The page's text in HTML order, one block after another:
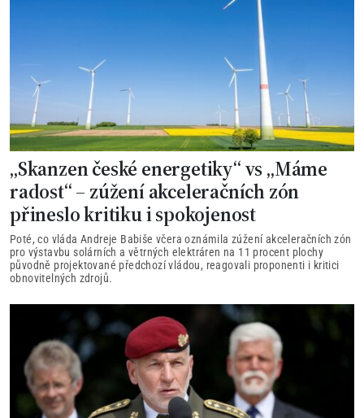
„Skanzen české energetiky“ vs „Máme
radost“ – zúžení akceleračních zón
přineslo kritiku i spokojenost
Poté, co vláda Andreje Babiše včera oznámila zúžení akceleračních zón
pro výstavbu solárních a větrných elektráren na 11 procent plochy
původně projektované předchozí vládou, reagovali proponenti i kritici
obnovitelných zdrojů.